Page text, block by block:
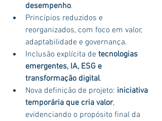
desempenho.
Princípios reduzidos e
reorganizados, com foco em valor,
adaptabilidade e governança.
Inclusão explícita de tecnologias
emergentes, IA, ESG e
transformação digital.
Nova definição de projeto: iniciativa
temporária que cria valor,
evidenciando o propósito final da